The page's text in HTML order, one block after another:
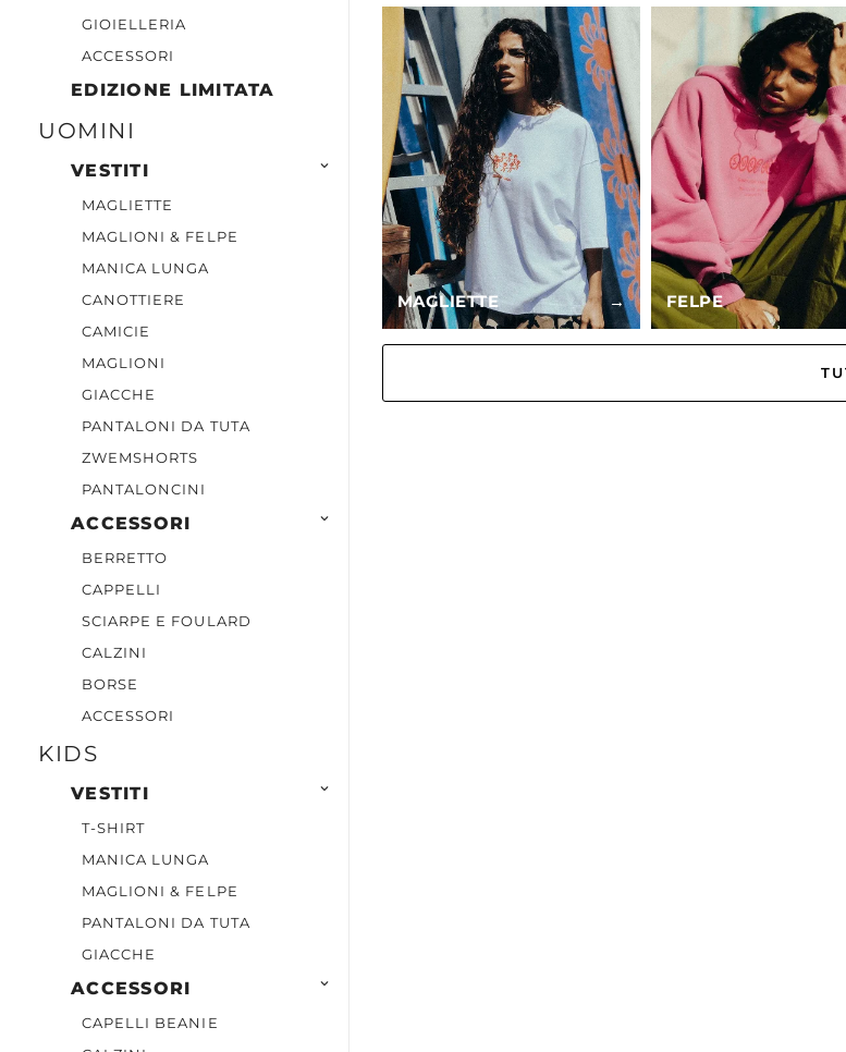
GIOIELLERIA
ACCESSORI
EDIZIONE LIMITATA
UOMINI
VESTITI 
MAGLIETTE
MAGLIONI & FELPE
MANICA LUNGA
CANOTTIERE
CAMICIE
MAGLIONI
GIACCHE
PANTALONI DA TUTA
ZWEMSHORTS
PANTALONCINI
ACCESSORI 
BERRETTO
CAPPELLI
SCIARPE E FOULARD
CALZINI
BORSE
ACCESSORI
KIDS
VESTITI 
T-SHIRT
MANICA LUNGA
MAGLIONI & FELPE
PANTALONI DA TUTA
GIACCHE
ACCESSORI 
CAPELLI BEANIE
MAGLIETTE → FELPE